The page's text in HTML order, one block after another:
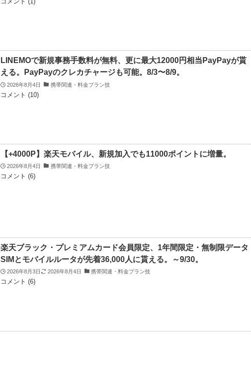
LINEMOで新規事務手数料が無料、更に最大12000円相当PayPayが貰
える。PayPayのクレカチャージも可能。8/3〜8/9。
2026年8月4日 携帯関連・料金プラン技
コメント (10)
【+4000P】楽天モバイル、新規加入でも11000ポイントに増量。
2026年8月4日 携帯関連・料金プラン技
コメント (6)
楽天ブラック・プレミアムカード会員限定、1年間限定・無制限データ
SIMとモバイルルータが先着36,000人に貰える。～9/30。
2026年8月3日 2026年8月4日 携帯関連・料金プラン技
コメント (6)